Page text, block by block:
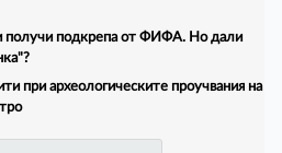
получи подкрепа от ФИФА. Но дали
при археологическите проучвания на